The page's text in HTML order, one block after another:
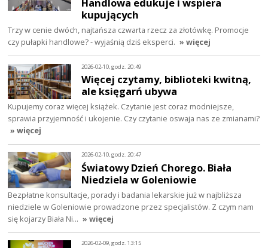
Handlowa edukuje i wspiera
kupujących
Trzy w cenie dwóch, najtańsza czwarta rzecz za złotówkę. Promocje
czy pułapki handlowe? - wyjaśnią dziś eksperci. » więcej
2026-02-10, godz. 20:49
Więcej czytamy, biblioteki kwitną,
ale księgarń ubywa
Kupujemy coraz więcej książek. Czytanie jest coraz modniejsze,
sprawia przyjemność i ukojenie. Czy czytanie oswaja nas ze zmianami?
» więcej
2026-02-10, godz. 20:47
Światowy Dzień Chorego. Biała
Niedziela w Goleniowie
Bezpłatne konsultacje, porady i badania lekarskie już w najbliższa
niedziele w Goleniowie prowadzone przez specjalistów. Z czym nam
się kojarzy Biała Ni… » więcej
2026-02-09, godz. 13:15